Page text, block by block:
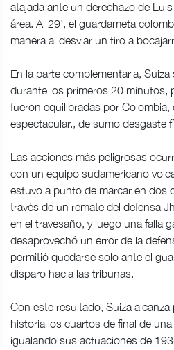
atajada ante un derechazo de
área. Al 29', el guardameta
manera al desviar un tiro a
En la parte complementaria,
durante los primeros 20 minutos,
fueron equilibradas por
espectacular., de sumo desgaste
Las acciones más peligrosas
con un equipo sudamericano
estuvo a punto de marcar en dos
través de un remate del defensa
en el travesaño, y luego una falla
desaprovechó un error de la
permitió quedarse solo ante el
disparo hacia las tribunas.
Con este resultado, Suiza alcanza
historia los cuartos de final de
igualando sus actuaciones de